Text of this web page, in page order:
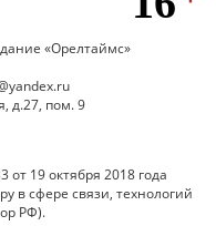
«Орелтаймс»
д.27, пом. 9
19 октября 2018 года
в сфере связи, технологий
РФ).